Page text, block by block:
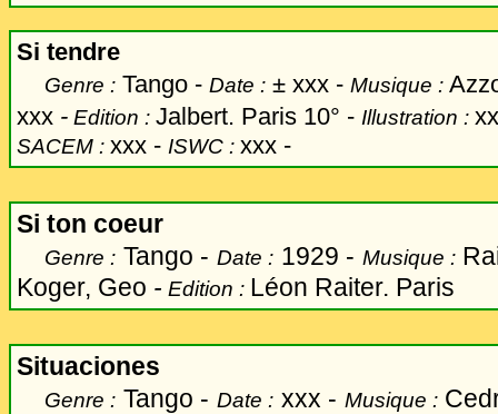
Si tendre
Genre : Tango - Date : ± xxx - Musique :
xxx - Edition : Jalbert. Paris 10° - Illustration :
SACEM : xxx - ISWC : xxx -
Si ton coeur
Genre : Tango - Date : 1929 - Musique :
Koger, Geo - Edition : Léon Raiter. Paris
Situaciones
Genre : Tango - Date : xxx - Musique :